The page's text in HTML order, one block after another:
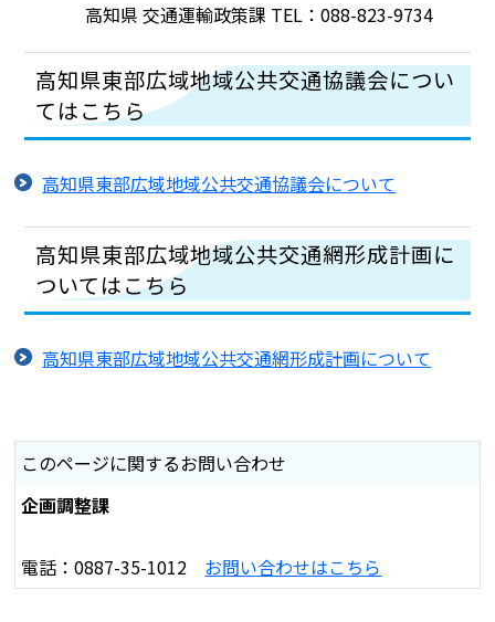
高知県 交通運輸政策課 TEL：088-823-9734
高知県東部広域地域公共交通協議会につい
てはこちら
高知県東部広域地域公共交通協議会について
高知県東部広域地域公共交通網形成計画に
ついてはこちら
高知県東部広域地域公共交通網形成計画について
このページに関するお問い合わせ
企画調整課
電話：0887-35-1012 お問い合わせはこちら